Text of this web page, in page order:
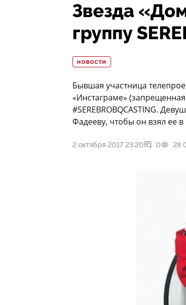
Звезда
группу
НОВОСТИ
Бывшая участница
«Инстаграме»
#SEREBROBQCASTING.
Фадееву, чтобы он взял ее в
2 октября 2017 23:20 0 28